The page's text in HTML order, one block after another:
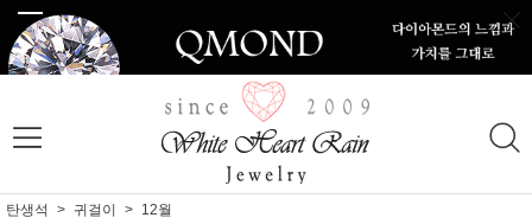
탄생석 귀걸이 12월